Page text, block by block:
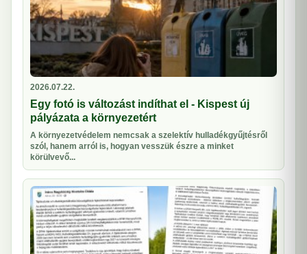
2026.07.22.
Egy fotó is változást indíthat el - Kispest új
pályázata a környezetért
A környezetvédelem nemcsak a szelektív hulladékgyűjtésről
szól, hanem arról is, hogyan vesszük észre a minket
körülvevő...